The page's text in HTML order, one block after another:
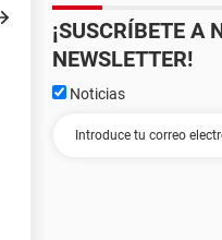
¡SUSCRÍBETE A
NEWSLETTER!
Noticias